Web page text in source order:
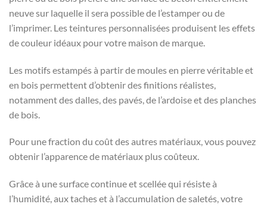
neuve sur laquelle il sera possible de l’estamper ou de
l’imprimer. Les teintures personnalisées produisent les effets
de couleur idéaux pour votre maison de marque.
Les motifs estampés à partir de moules en pierre véritable et
en bois permettent d’obtenir des finitions réalistes,
notamment des dalles, des pavés, de l’ardoise et des planches
de bois.
Pour une fraction du coût des autres matériaux, vous pouvez
obtenir l’apparence de matériaux plus coûteux.
Grâce à une surface continue et scellée qui résiste à
l’humidité, aux taches et à l’accumulation de saletés, votre